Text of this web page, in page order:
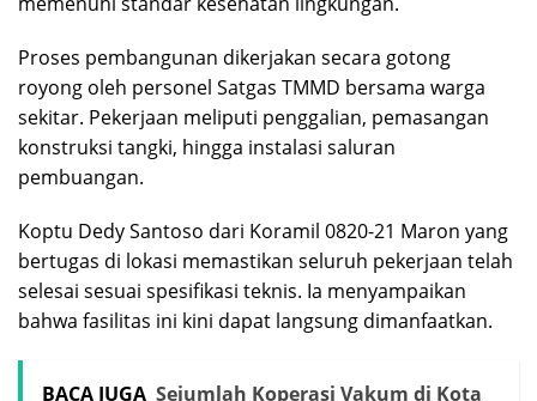
Proses pembangunan dikerjakan secara gotong
royong oleh personel Satgas TMMD bersama warga
sekitar. Pekerjaan meliputi penggalian, pemasangan
konstruksi tangki, hingga instalasi saluran
pembuangan.
Koptu Dedy Santoso dari Koramil 0820-21 Maron yang
bertugas di lokasi memastikan seluruh pekerjaan telah
selesai sesuai spesifikasi teknis. Ia menyampaikan
bahwa fasilitas ini kini dapat langsung dimanfaatkan.
BACA JUGA Sejumlah Koperasi Vakum di Kota